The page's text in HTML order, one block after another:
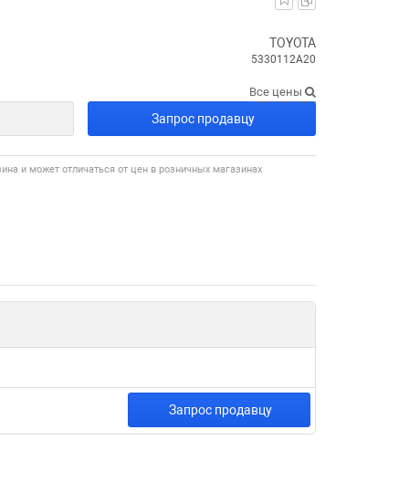
TOYOTA
5330112A20
Все цены
Запрос продавцу
и может отличаться от цен в розничных магазинах
Запрос продавцу